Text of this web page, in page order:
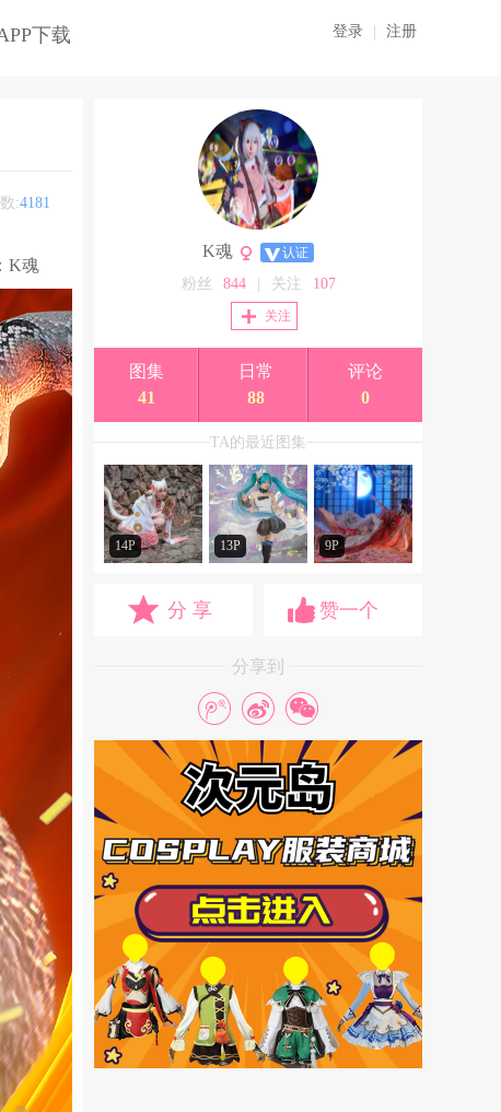
下载 登录 注册
:4181
K魂
K魂 认证
粉丝 844 关注 107
关注
图集
41
日常
88
评论
0
TA的最近图集
14P 13P 9P
分 享 赞一个
分享到